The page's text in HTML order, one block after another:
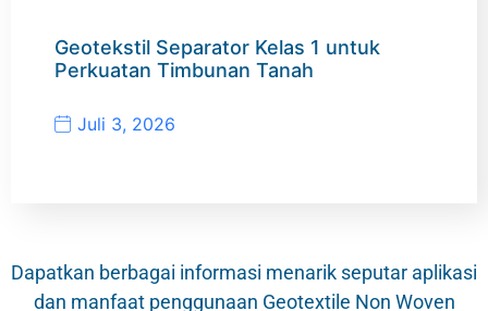
Geotekstil Separator Kelas 1 untuk
Perkuatan Timbunan Tanah
Juli 3, 2026
Dapatkan berbagai informasi menarik seputar aplikasi
dan manfaat penggunaan Geotextile Non Woven